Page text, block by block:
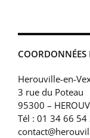
Herouville-en-
3 rue du Poteau
95300 –
Tél : 01 34 66 54